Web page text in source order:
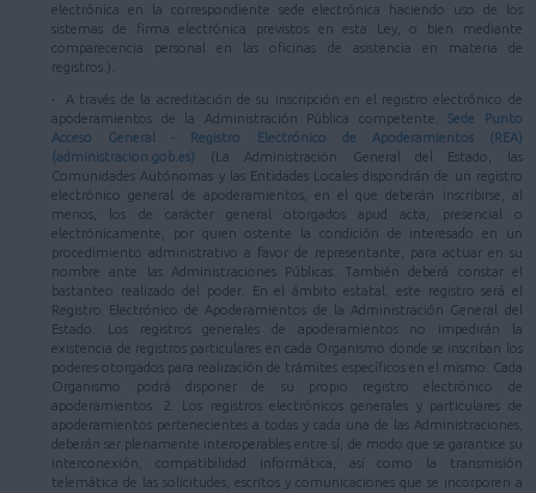
electrónica en la correspondiente sede electrónica haciendo uso de los
sistemas de firma electrónica previstos en esta Ley, o bien mediante
comparecencia personal en las oficinas de asistencia en materia de
registros.).
- A través de la acreditación de su inscripción en el registro electrónico de
apoderamientos de la Administración Pública competente.Sede Punto
Acceso General - Registro Electrónico de Apoderamientos (REA)
(administracion.gob.es)
(La Administración General del Estado, las
Comunidades Autónomas y las Entidades Locales dispondrán de un registro
electrónico general de apoderamientos, en el que deberán inscribirse, al
menos, los de carácter general otorgados apud acta, presencial o
electrónicamente, por quien ostente la condición de interesado en un
procedimiento administrativo a favor de representante, para actuar en su
nombre ante las Administraciones Públicas. También deberá constar el
bastanteo realizado del poder. En el ámbito estatal, este registro será el
Registro Electrónico de Apoderamientos de la Administración General del
Estado. Los registros generales de apoderamientos no impedirán la
existencia de registros particulares en cada Organismo donde se inscriban los
poderes otorgados para realización de trámites específicos en el mismo. Cada
Organismo podrá disponer de su propio registro electrónico de
apoderamientos. 2. Los registros electrónicos generales y particulares de
apoderamientos pertenecientes a todas y cada una de las Administraciones,
deberán ser plenamente interoperables entre sí, de modo que se garantice su
interconexión, compatibilidad informática, así como la transmisión
telemática de las solicitudes, escritos y comunicaciones que se incorporen a